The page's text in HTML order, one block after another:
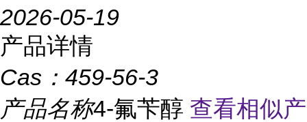
2026-05-19
产品详情
Cas： 459-56-3
产品名称4-氟苄醇 查看相似产